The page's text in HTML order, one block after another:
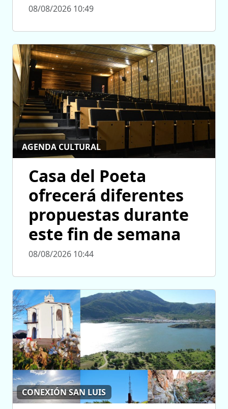
08/08/2026 10:49
AGENDA CULTURAL
Casa del Poeta
ofrecerá diferentes
propuestas durante
este fin de semana
08/08/2026 10:44
CONEXIÓN SAN LUIS